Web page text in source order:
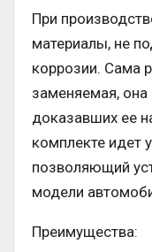
При
материалы, не
коррозии. Сама
заменяемая,
доказавших ее
комплекте идет
позволяющий
модели
Преимущества: